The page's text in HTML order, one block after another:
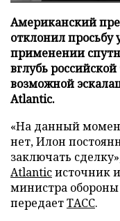
Американский
отклонил просьбу
применении
вглубь
возможной
Atlantic.
«На данный
нет, Илон
заключать
Atlanticисточник
министра
передаетТАСС.